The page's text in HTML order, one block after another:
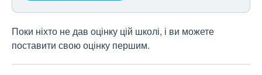
Поки ніхто не дав оцінку цій школі, і ви можете
поставити свою оцінку першим.